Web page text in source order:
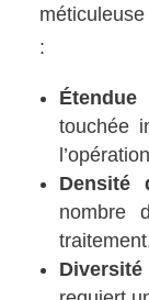
:
Étendue
touchée
Densité
nombre